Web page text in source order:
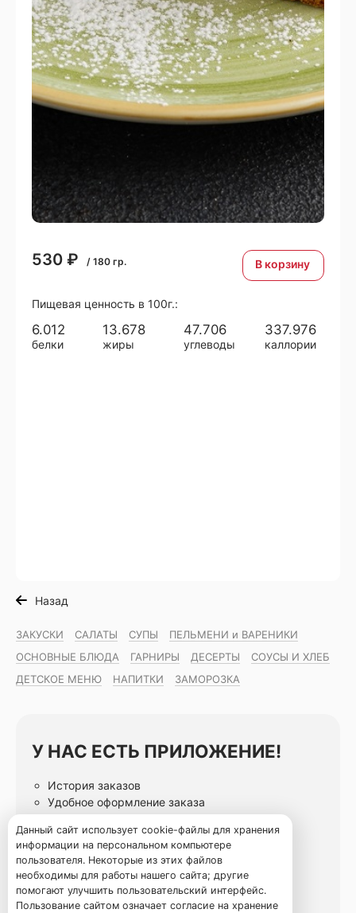
530 ₽ / 180 гр. В корзину
Пищевая ценность в 100г.:
6.012
белки
13.678
жиры
47.706
углеводы
337.976
каллории
Назад
ЗАКУСКИ САЛАТЫ СУПЫ
ПЕЛЬМЕНИ и ВАРЕНИКИ
ОСНОВНЫЕ БЛЮДА
ГАРНИРЫ ДЕСЕРТЫ
СОУСЫ И ХЛЕБ
ДЕТСКОЕ МЕНЮ
НАПИТКИ ЗАМОРОЗКА
У НАС ЕСТЬ ПРИЛОЖЕНИЕ!
История заказов
Удобное оформление заказа
Статусы заказа онлайн
Избранные блюда
Данный сайт использует cookie-файлы для хранения
информации на персональном компьютере
пользователя. Некоторые из этих файлов
необходимы для работы нашего сайта; другие
помогают улучшить пользовательский интерфейс.
Пользование сайтом означает согласие на хранение